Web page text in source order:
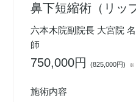
鼻下短縮術（リッ
六本木院副院長 大宮院
師
750,000円(825,000円) ※
施術内容